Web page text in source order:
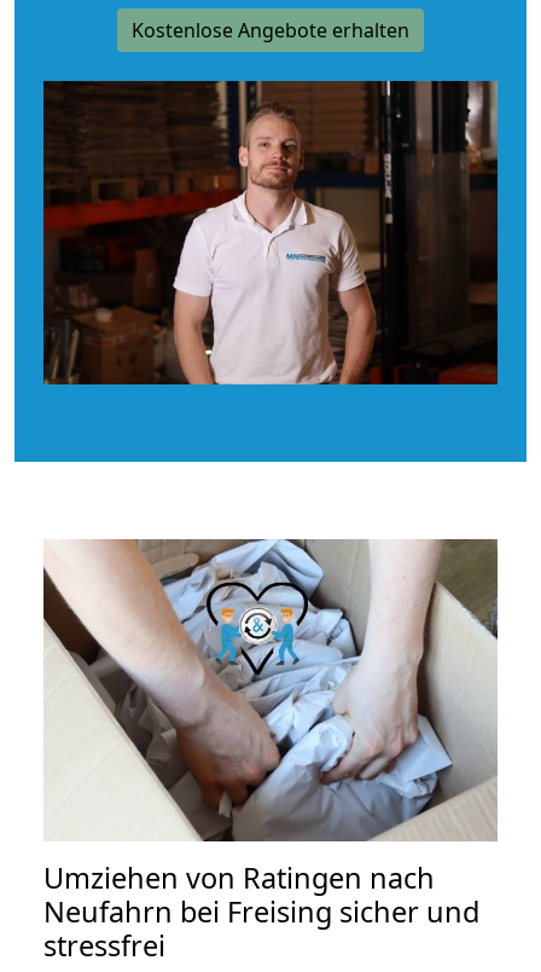
Kostenlose Angebote erhalten
Umziehen von Ratingen nach
Neufahrn bei Freising sicher und
stressfrei